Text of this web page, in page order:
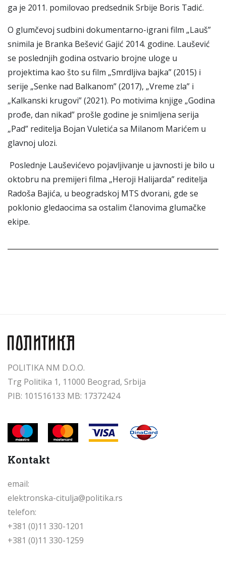
ga je 2011. pomilovao predsednik Srbije Boris Tadić.
O glumčevoj sudbini dokumentarno-igrani film „Lauš”
snimila je Branka Bešević Gajić 2014. godine. Laušević
se poslednjih godina ostvario brojne uloge u
projektima kao što su film „Smrdljiva bajka” (2015) i
serije „Senke nad Balkanom” (2017), „Vreme zla” i
„Kalkanski krugovi” (2021). Po motivima knjige „Godina
prođe, dan nikad” prošle godine je snimljena serija
„Pad” reditelja Bojan Vuletića sa Milanom Marićem u
glavnoj ulozi.
Poslednje Lauševićevo pojavljivanje u javnosti je bilo u
oktobru na premijeri filma „Heroji Halijarda” reditelja
Radoša Bajića, u beogradskoj MTS dvorani, gde se
poklonio gledaocima sa ostalim članovima glumačke
ekipe.
POLITIKA NM D.O.O.
Trg Politika 1, 11000 Beograd, Srbija
PIB: 101516133 MB: 17372424
Kontakt
email:
elektronska-citulja@politika.rs
telefon:
+381 (0)11 330-1201
+381 (0)11 330-1259